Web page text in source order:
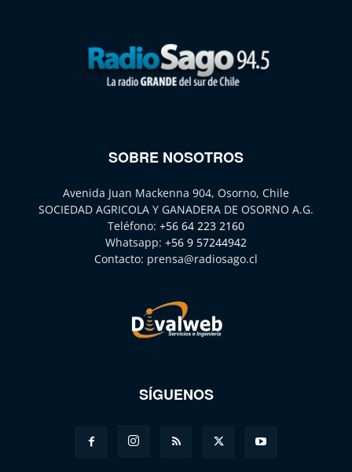
SOBRE NOSOTROS
Avenida Juan Mackenna 904, Osorno, Chile
SOCIEDAD AGRICOLA Y GANADERA DE OSORNO A.G.
Teléfono: +56 64 223 2160
Whatsapp: +56 9 57244942
Contacto: prensa@radiosago.cl
SÍGUENOS